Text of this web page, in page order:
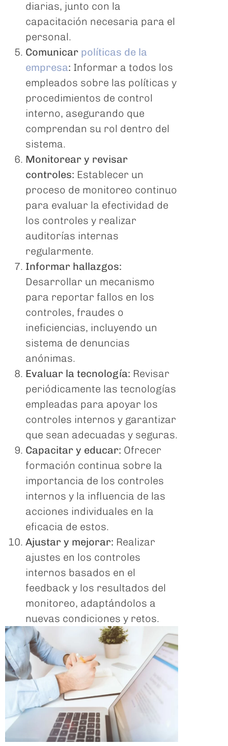
diarias, junto con la
capacitación necesaria para el
personal.
Comunicar políticas de la
empresa: Informar a todos los
empleados sobre las políticas y
procedimientos de control
interno, asegurando que
comprendan su rol dentro del
sistema.
Monitorear y revisar
controles: Establecer un
proceso de monitoreo continuo
para evaluar la efectividad de
los controles y realizar
auditorías internas
regularmente.
Informar hallazgos:
Desarrollar un mecanismo
para reportar fallos en los
controles, fraudes o
ineficiencias, incluyendo un
sistema de denuncias
anónimas.
Evaluar la tecnología: Revisar
periódicamente las tecnologías
empleadas para apoyar los
controles internos y garantizar
que sean adecuadas y seguras.
Capacitar y educar: Ofrecer
formación continua sobre la
importancia de los controles
internos y la influencia de las
acciones individuales en la
eficacia de estos.
Ajustar y mejorar: Realizar
ajustes en los controles
internos basados en el
feedback y los resultados del
monitoreo, adaptándolos a
nuevas condiciones y retos.